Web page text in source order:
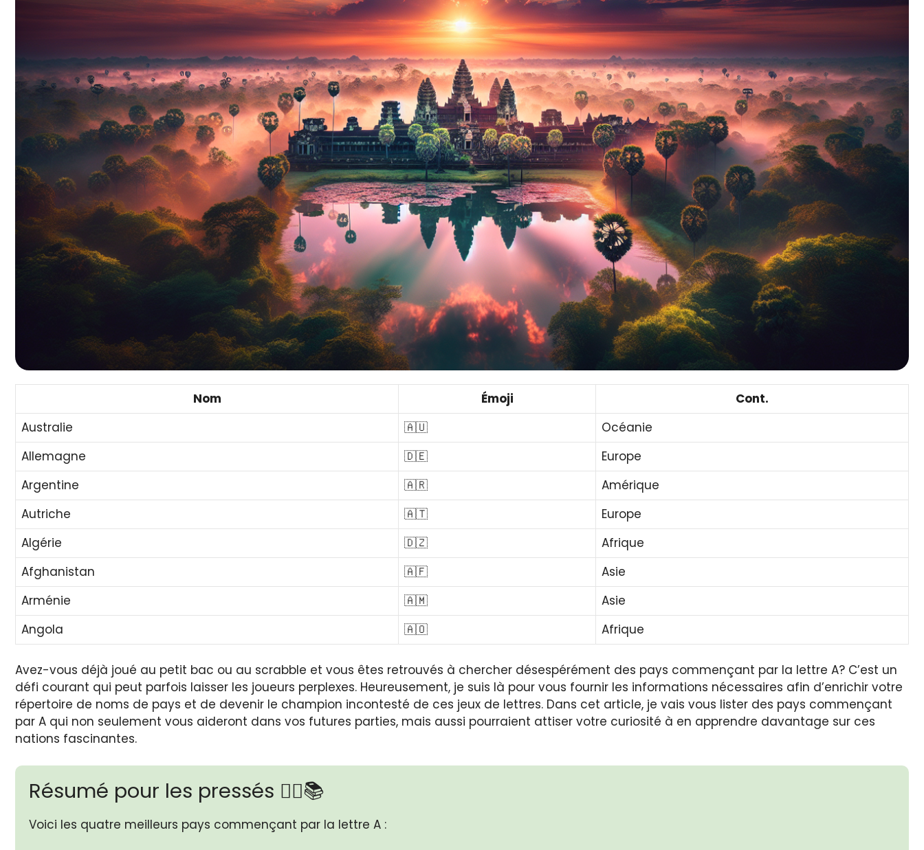
Nom Émoji
Cont.
Australie
🇦🇺
Océanie
Allemagne
🇩🇪
Europe
Argentine
🇦🇷
Amérique
Autriche
🇦🇹
Europe
Algérie
🇩🇿
Afrique
Afghanistan
🇦🇫
Asie
Arménie
🇦🇲
Asie
Angola
🇦🇴 Afrique
Avez-vous déjà joué au petit bac ou au scrabble et vous êtes retrouvés à chercher désespérément des pays commençant par la lettre A? C’est un
défi courant qui peut parfois laisser les joueurs perplexes. Heureusement, je suis là pour vous fournir les informations nécessaires afin d’enrichir votre
répertoire de noms de pays et de devenir le champion incontesté de ces jeux de lettres. Dans cet article, je vais vous lister des pays commençant
par A qui non seulement vous aideront dans vos futures parties, mais aussi pourraient attiser votre curiosité à en apprendre davantage sur ces
nations fascinantes.
Résumé pour les pressés 🏃‍♂️📚
Voici les quatre meilleurs pays commençant par la lettre A :